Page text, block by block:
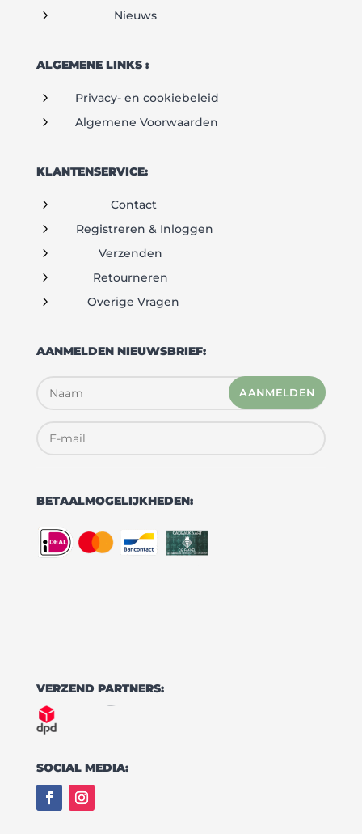
5 Nieuws
ALGEMENE LINKS :
5 Privacy- en cookiebeleid
5 Algemene Voorwaarden
KLANTENSERVICE:
5 Contact
5 Registreren & Inloggen
5 Verzenden
5 Retourneren
5 Overige Vragen
AANMELDEN NIEUWSBRIEF:
AANMELDEN
BETAALMOGELIJKHEDEN:
VERZEND PARTNERS:
SOCIAL MEDIA: